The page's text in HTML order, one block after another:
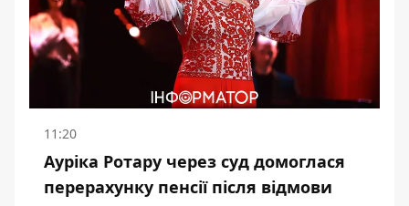
11:20
Ауріка Ротару через суд домоглася
перерахунку пенсії після відмови